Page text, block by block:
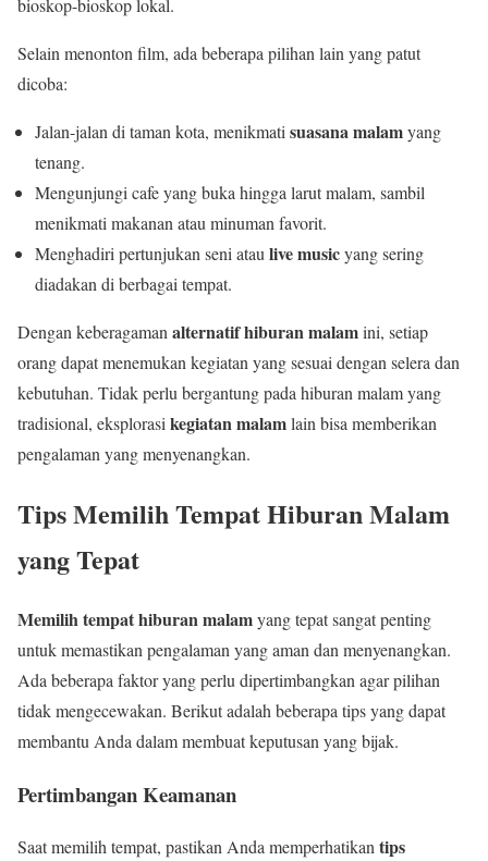
bioskop-bioskop lokal.
Selain menonton film, ada beberapa pilihan lain yang patut
dicoba:
Jalan-jalan di taman kota, menikmati suasana malamyang
tenang.
Mengunjungi cafe yang buka hingga larut malam, sambil
menikmati makanan atau minuman favorit.
Menghadiri pertunjukan seni atau live musicyang sering
diadakan di berbagai tempat.
Dengan keberagaman alternatif hiburan malamini, setiap
orang dapat menemukan kegiatan yang sesuai dengan selera dan
kebutuhan. Tidak perlu bergantung pada hiburan malam yang
tradisional, eksplorasi kegiatan malamlain bisa memberikan
pengalaman yang menyenangkan.
Tips Memilih Tempat Hiburan Malam
yang Tepat
Memilih tempat hiburan malamyang tepat sangat penting
untuk memastikan pengalaman yang aman dan menyenangkan.
Ada beberapa faktor yang perlu dipertimbangkan agar pilihan
tidak mengecewakan. Berikut adalah beberapa tips yang dapat
membantu Anda dalam membuat keputusan yang bijak.
Pertimbangan Keamanan
Saat memilih tempat, pastikan Anda memperhatikantips